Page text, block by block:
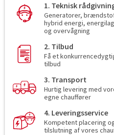
1. Teknisk
Generatorer,
hybrid energi,
og overvågning
2. Tilbud
Få et
tilbud
3. Transport
Hurtig levering med
egne chauffører
4. Leveringsservice
Kompetent placering
tilslutning af vores